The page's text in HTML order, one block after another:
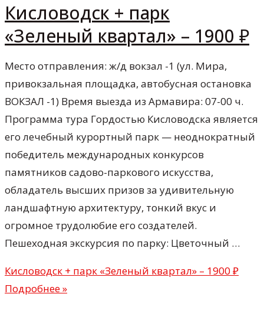
Кисловодск + парк
«Зеленый квартал» – 1900 ₽
Место отправления: ж/д вокзал -1 (ул. Мира,
привокзальная площадка, автобусная остановка
ВОКЗАЛ -1) Время выезда из Армавира: 07-00 ч.
Программа тура Гордостью Кисловодска является
его лечебный курортный парк — неоднократный
победитель международных конкурсов
памятников садово-паркового искусства,
обладатель высших призов за удивительную
ландшафтную архитектуру, тонкий вкус и
огромное трудолюбие его создателей.
Пешеходная экскурсия по парку: Цветочный …
Кисловодск + парк «Зеленый квартал» – 1900 ₽
Подробнее »